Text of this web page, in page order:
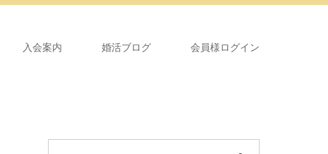
入会案内 婚活ブログ 会員様ログイン